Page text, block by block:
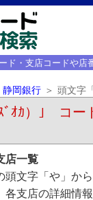
ド・支店コードや店
静岡銀行 頭文字
ﾞｵｶ）｣ コー
店一覧
頭文字「や」か
支店の詳細情